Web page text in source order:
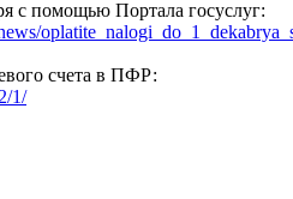
с помощью Портала госуслуг:
счета в ПФР:
1/